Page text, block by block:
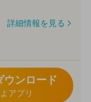
詳細情報を見る
ウンロード
アプリ